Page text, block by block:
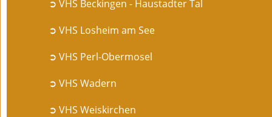
➲ VHS Beckingen - Haustadter Tal
➲ VHS Losheim am See
➲ VHS Perl-Obermosel
➲ VHS Wadern
➲ VHS Weiskirchen